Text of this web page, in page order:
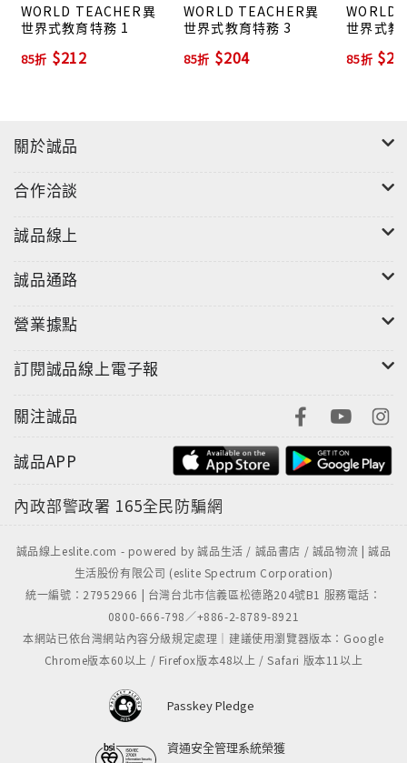
WORLD TEACHER異
世界式教育特務 1
85折 $212
WORLD TEACHER異
世界式教育特務 3
85折 $204
WORLD
世界式教
85折
關於誠品
合作洽談
誠品線上
誠品通路
營業據點
訂閱誠品線上電子報
關注誠品
誠品APP
內政部警政署 165全民防騙網
誠品線上eslite.com - powered by 誠品生活 / 誠品書店 / 誠品物流 | 誠品
生活股份有限公司 (eslite Spectrum Corporation)
統一編號：27952966 | 台灣台北市信義區松德路204號B1 服務電話：
0800-666-798／+886-2-8789-8921
本網站已依台灣網站內容分級規定處理｜建議使用瀏覽器版本：Google
Chrome版本60以上 / Firefox版本48以上 / Safari 版本11以上
Passkey Pledge
資通安全管理系統榮獲